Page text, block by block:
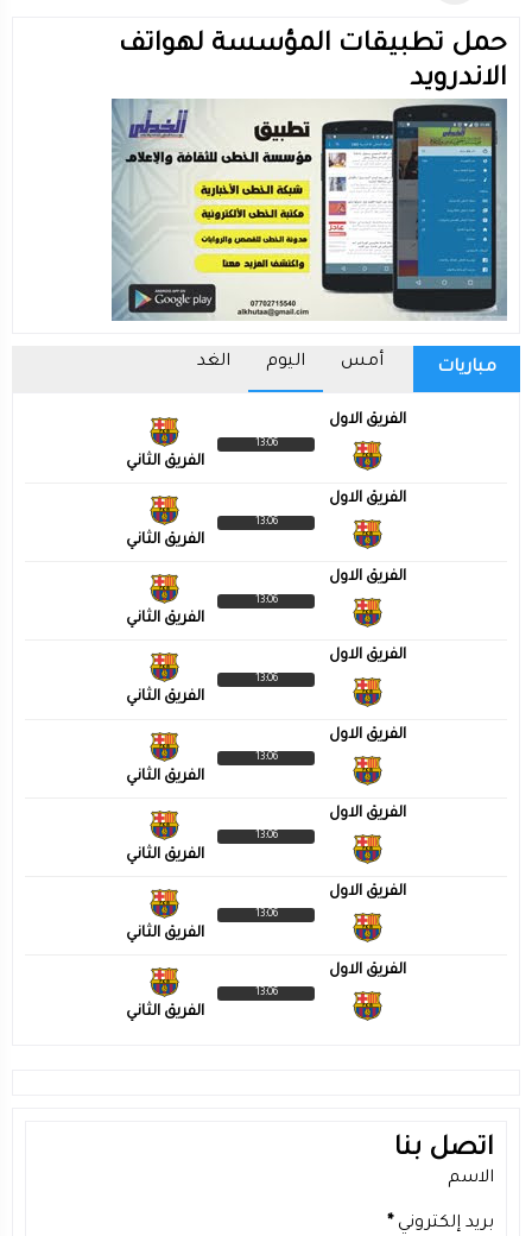
حمل تطبيقات المؤسسة لهواتف
الاندرويد
مباريات أمس اليوم الغد
الفريق الاول
13:06
الفريق الثاني
الفريق الاول
13:06
الفريق الثاني
الفريق الاول
13:06
الفريق الثاني
الفريق الاول
13:06
الفريق الثاني
الفريق الاول
13:06
الفريق الثاني
الفريق الاول
13:06
الفريق الثاني
الفريق الاول
13:06
الفريق الثاني
الفريق الاول
13:06
الفريق الثاني
اتصل بنا
الاسم
بريد إلكتروني *